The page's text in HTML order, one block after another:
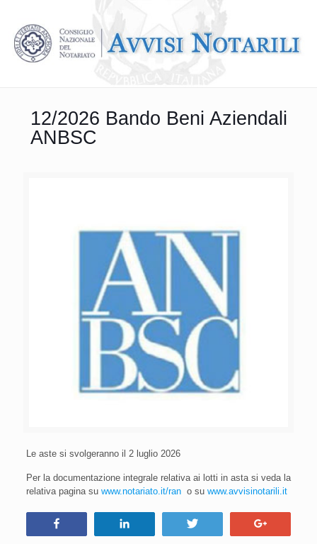
12/2026 Bando Beni Aziendali
ANBSC
Le aste si svolgeranno il 2 luglio 2026
Per la documentazione integrale relativa ai lotti in asta si veda la
relativa pagina su www.notariato.it/rano su www.avvisinotarili.it